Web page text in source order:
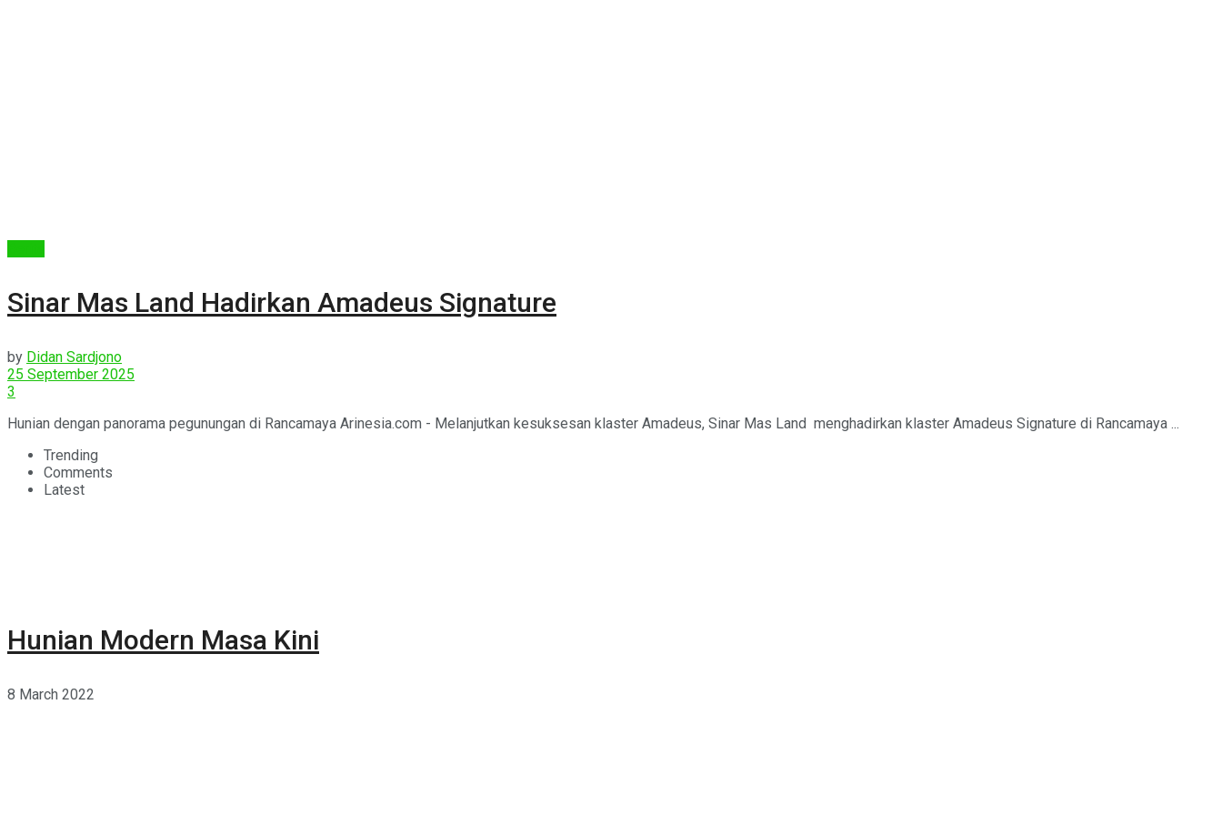
Sinar Mas Land Hadirkan Amadeus Signature
by Didan Sardjono
25 September 2025
3
Hunian dengan panorama pegunungan di Rancamaya Arinesia.com - Melanjutkan kesuksesan klaster Amadeus, Sinar Mas Land menghadirkan klaster Amadeus Signature di Rancamaya ...
Trending
Comments
Latest
Hunian Modern Masa Kini
8 March 2022